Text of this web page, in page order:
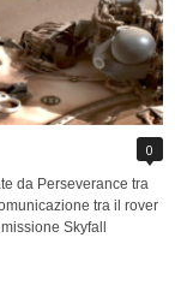
0
da Perseverance tra
tra il rover
Skyfall